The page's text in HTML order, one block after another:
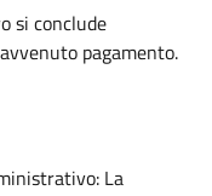
si conclude
pagamento.
La